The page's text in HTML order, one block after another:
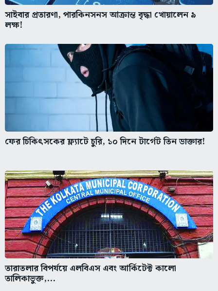
সাইবার প্রতারণা, পারকিনসনস আক্রান্ত বৃদ্ধা খোয়ালেন ৯
লক্ষ!
ফের চিকিৎসকের ফ্ল্যাটে চুরি, ১০ দিনে টার্গেট তিন ডাক্তার!
তারাতলার বিপর্যয়ে এলবিএস এবং আর্কিটেক্ট কালো
তালিকাভুক্ত,...